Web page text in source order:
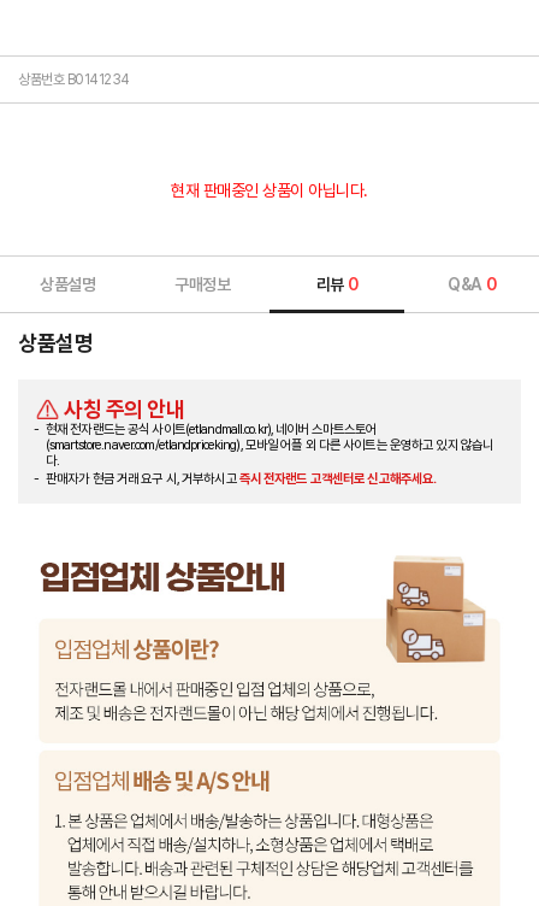
상품번호 B0141234
현재 판매중인 상품이 아닙니다.
상품설명 구매정보 리뷰 0 Q&A 0
상품설명
사칭 주의 안내
현재 전자랜드는 공식 사이트(etlandmall.co.kr), 네이버 스마트스토어
(smartstore.naver.com/etlandpriceking), 모바일 어플 외 다른 사이트는 운영하고 있지 않습니
다.
판매자가 현금 거래 요구 시, 거부하시고즉시 전자랜드 고객센터로 신고해주세요.